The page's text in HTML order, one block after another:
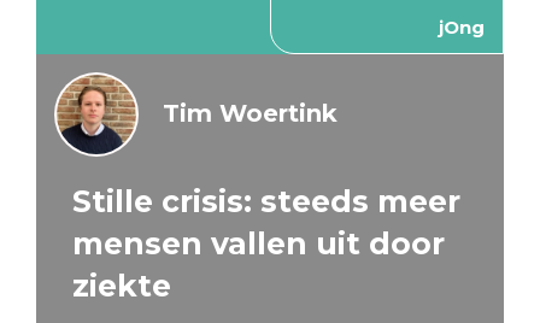
jOng
Tim Woertink
Stille crisis: steeds meer
mensen vallen uit door
ziekte